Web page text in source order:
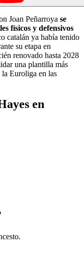
Joan Peñarroya se
físicos y defensivos
catalán ya había tenido
su etapa en
renovado hasta 2028
una plantilla más
Euroliga en las
en